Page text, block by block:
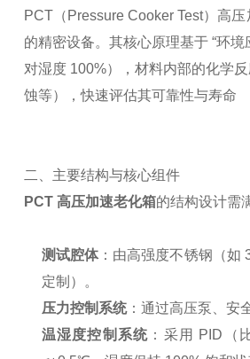
PCT（Pressure Cooker Test）高
的精密设备。其核心原理基于 “环
对湿度 100%），材料内部的化学
蚀等），快速评估其可靠性与寿命
二、主要结构与核心组件
PCT 高压加速老化箱的结构设计需
测试腔体：由高强度不锈钢（如
定制）。
压力控制系统：通过高压泵、安
温湿度控制系统 ：采用 PID（